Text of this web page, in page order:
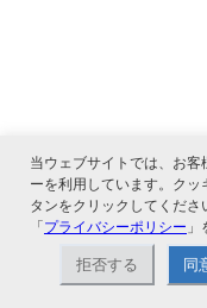
当ウェブサイトでは、お
ーを利用しています。ク
タンをクリックしてくだ
「プライバシーポリシー 」
拒否する 同